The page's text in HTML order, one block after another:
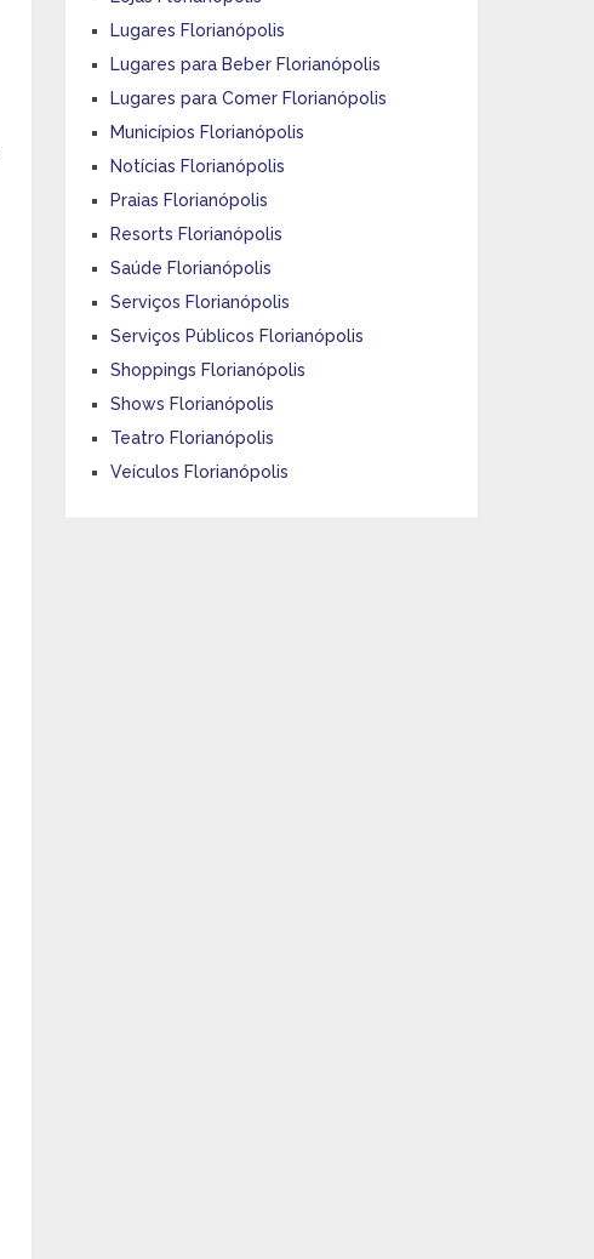
Lugares Florianópolis
Lugares para Beber Florianópolis
Lugares para Comer Florianópolis
Municípios Florianópolis
Notícias Florianópolis
Praias Florianópolis
Resorts Florianópolis
Saúde Florianópolis
Serviços Florianópolis
Serviços Públicos Florianópolis
Shoppings Florianópolis
Shows Florianópolis
Teatro Florianópolis
Veículos Florianópolis